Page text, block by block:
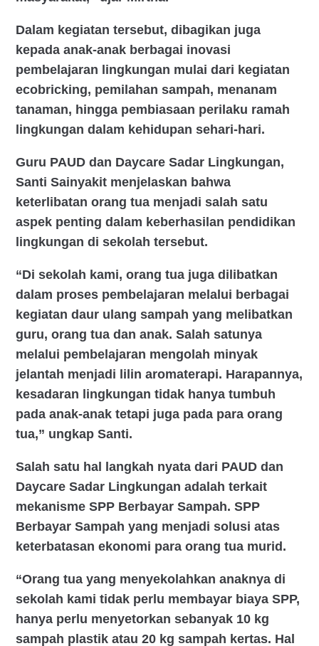
Dalam kegiatan tersebut, dibagikan juga
kepada anak-anak berbagai inovasi
pembelajaran lingkungan mulai dari kegiatan
ecobricking, pemilahan sampah, menanam
tanaman, hingga pembiasaan perilaku ramah
lingkungan dalam kehidupan sehari-hari.
Guru PAUD dan Daycare Sadar Lingkungan,
Santi Sainyakit menjelaskan bahwa
keterlibatan orang tua menjadi salah satu
aspek penting dalam keberhasilan pendidikan
lingkungan di sekolah tersebut.
“Di sekolah kami, orang tua juga dilibatkan
dalam proses pembelajaran melalui berbagai
kegiatan daur ulang sampah yang melibatkan
guru, orang tua dan anak. Salah satunya
melalui pembelajaran mengolah minyak
jelantah menjadi lilin aromaterapi. Harapannya,
kesadaran lingkungan tidak hanya tumbuh
pada anak-anak tetapi juga pada para orang
tua,” ungkap Santi.
Salah satu hal langkah nyata dari PAUD dan
Daycare Sadar Lingkungan adalah terkait
mekanisme SPP Berbayar Sampah. SPP
Berbayar Sampah yang menjadi solusi atas
keterbatasan ekonomi para orang tua murid.
“Orang tua yang menyekolahkan anaknya di
sekolah kami tidak perlu membayar biaya SPP,
hanya perlu menyetorkan sebanyak 10 kg
sampah plastik atau 20 kg sampah kertas. Hal